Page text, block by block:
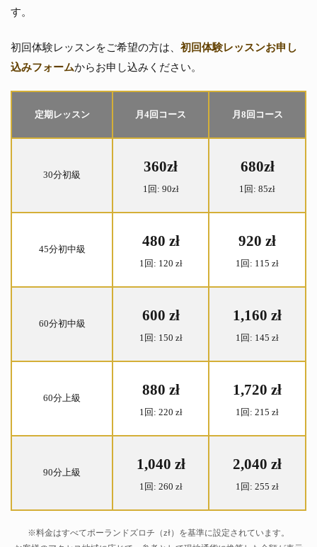
す。
初回体験レッスンをご希望の方は、 初回体験レッスンお申し
込みフォームからお申し込みください。
定期レッスン 月4回コース 月8回コース
30分初級 360zł
1回: 90zł
680zł
1回: 85zł
45分初中級 480 zł
1回: 120 zł
920 zł
1回: 115 zł
60分初中級 600 zł
1回: 150 zł
1,160 zł
1回: 145 zł
60分上級 880 zł
1回: 220 zł
1,720 zł
1回: 215 zł
90分上級 1,040 zł
1回: 260 zł
2,040 zł
1回: 255 zł
※料金はすべてポーランドズロチ（zł）を基準に設定されています。